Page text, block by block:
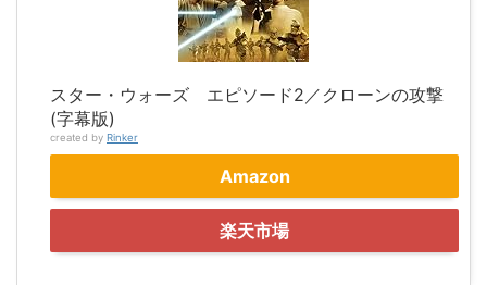
スター・ウォーズ エピソード2／クローンの攻撃
(字幕版)
created by Rinker
Amazon
楽天市場